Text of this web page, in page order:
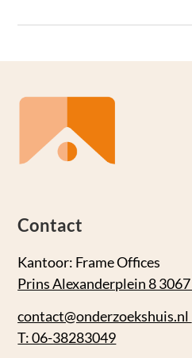
Contact
Kantoor: Frame Offices
Prins Alexanderplein 8
contact@onderzoekshuis.nl
T: 06-38283049